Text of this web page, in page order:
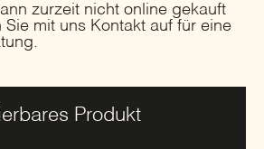
zurzeit nicht online gekauft
mit uns Kontakt auf für eine
Produkt